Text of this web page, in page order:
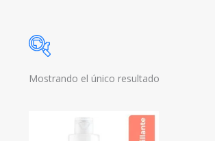
Mostrando el único resultado